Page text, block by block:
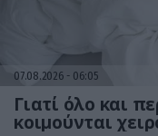
07.08.2026 06:05
Γιατί όλο και
κοιμούνται